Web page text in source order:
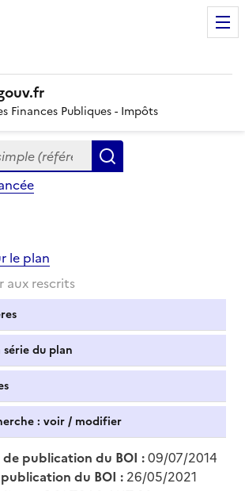
Finances Publiques - Impôts
(références, mots clés, partie du
le plan
aux rescrits
du plan
: voir / modifier
publication du BOI :09/07/2014
du BOI : 26/05/2021